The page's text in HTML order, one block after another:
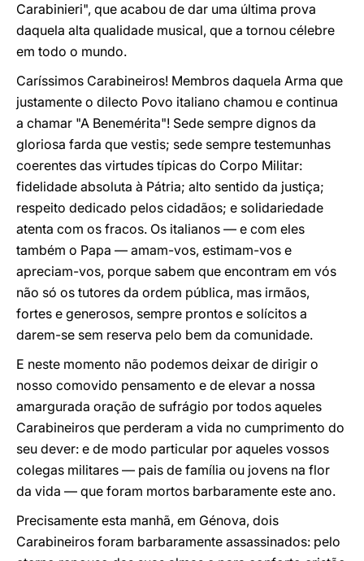
Carabinieri", que acabou de dar uma última prova
daquela alta qualidade musical, que a tornou célebre
em todo o mundo.
Caríssimos Carabineiros! Membros daquela Arma que
justamente o dilecto Povo italiano chamou e continua
a chamar "A Benemérita"! Sede sempre dignos da
gloriosa farda que vestis; sede sempre testemunhas
coerentes das virtudes típicas do Corpo Militar:
fidelidade absoluta à Pátria; alto sentido da justiça;
respeito dedicado pelos cidadãos; e solidariedade
atenta com os fracos. Os italianos — e com eles
também o Papa — amam-vos, estimam-vos e
apreciam-vos, porque sabem que encontram em vós
não só os tutores da ordem pública, mas irmãos,
fortes e generosos, sempre prontos e solícitos a
darem-se sem reserva pelo bem da comunidade.
E neste momento não podemos deixar de dirigir o
nosso comovido pensamento e de elevar a nossa
amargurada oração de sufrágio por todos aqueles
Carabineiros que perderam a vida no cumprimento do
seu dever: e de modo particular por aqueles vossos
colegas militares — pais de família ou jovens na flor
da vida — que foram mortos barbaramente este ano.
Precisamente esta manhã, em Génova, dois
Carabineiros foram barbaramente assassinados: pelo